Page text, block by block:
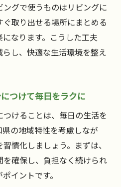
グで使うものはリビングに
取り出せる場所にまとめる
なります。こうした工夫
し、快適な生活環境を整え
つけて毎日をラクに
けることは、毎日の生活を
の地域特性を考慮しなが
慣化しましょう。まずは、
確保し、負担なく続けられ
イントです。